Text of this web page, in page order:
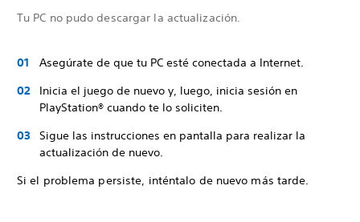
Tu PC no pudo descargar la actualización.
Asegúrate de que tu PC esté conectada a Internet.
Inicia el juego de nuevo y, luego, inicia sesión en
PlayStation® cuando te lo soliciten.
Sigue las instrucciones en pantalla para realizar la
actualización de nuevo.
Si el problema persiste, inténtalo de nuevo más tarde.